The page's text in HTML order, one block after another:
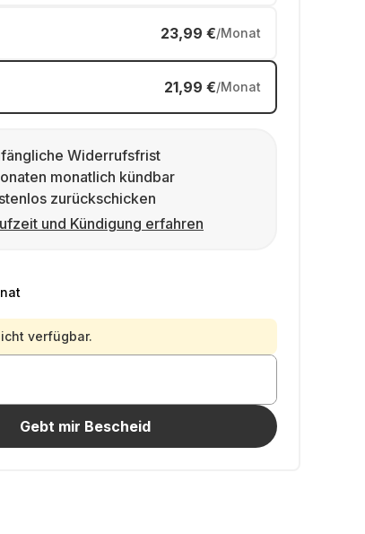
23,99 €/Monat
21,99 €/Monat
Widerrufsfrist
monatlich kündbar
zurückschicken
und Kündigung erfahren
verfügbar.
Gebt mir Bescheid